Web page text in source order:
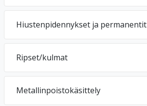
Hiustenpidennykset ja permanentit
Ripset/kulmat
Metallinpoistokäsittely